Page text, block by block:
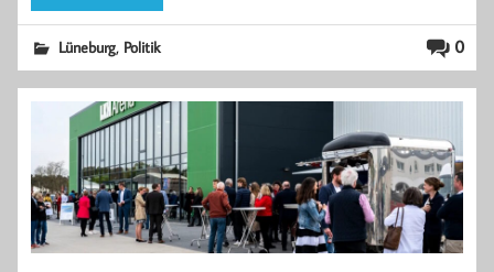
0
Lüneburg, Politik